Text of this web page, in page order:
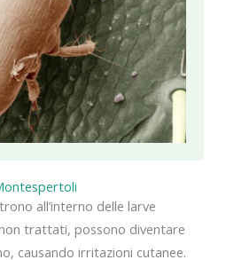
all’interno delle larve
trattati, possono diventare
causando irritazioni cutanee.